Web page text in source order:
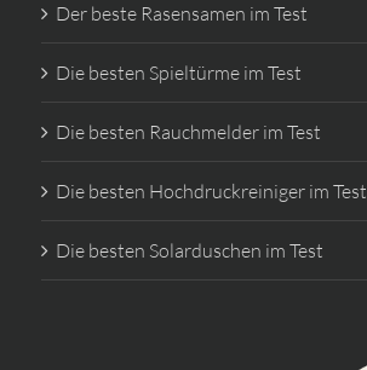
Der beste Rasensamen im Test
Die besten Spieltürme im Test
Die besten Rauchmelder im Test
Die besten Hochdruckreiniger im Test
Die besten Solarduschen im Test